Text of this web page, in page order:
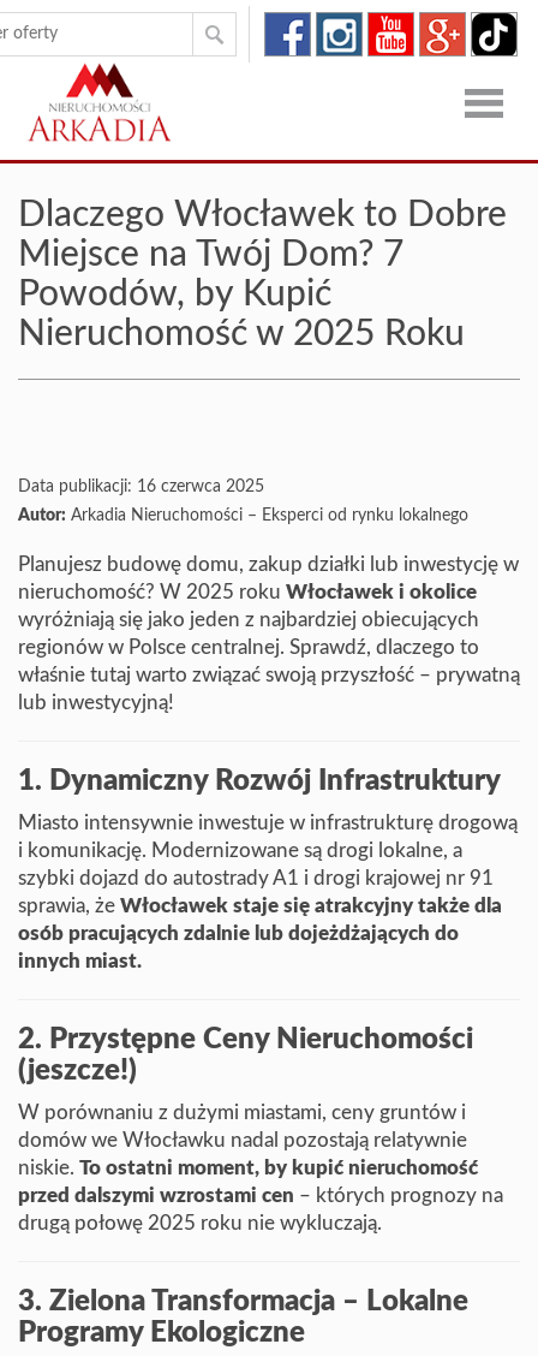
Strona
główna
Oferty
Blog
Dlaczego Włocławek to Dobre
Miejsce na Twój Dom? 7
Powodów, by Kupić
Nieruchomość w 2025 Roku
Data publikacji: 16 czerwca 2025
Autor: Arkadia Nieruchomości – Eksperci od rynku lokalnego
Planujesz budowę domu, zakup działki lub inwestycję w
nieruchomość? W 2025 roku Włocławek i okolice
wyróżniają się jako jeden z najbardziej obiecujących
regionów w Polsce centralnej. Sprawdź, dlaczego to
właśnie tutaj warto związać swoją przyszłość – prywatną
lub inwestycyjną!
1. Dynamiczny Rozwój Infrastruktury
Miasto intensywnie inwestuje w infrastrukturę drogową
i komunikację. Modernizowane są drogi lokalne, a
szybki dojazd do autostrady A1 i drogi krajowej nr 91
sprawia, że Włocławek staje się atrakcyjny także dla
osób pracujących zdalnie lub dojeżdżających do
innych miast.
2. Przystępne Ceny Nieruchomości
(jeszcze!)
W porównaniu z dużymi miastami, ceny gruntów i
domów we Włocławku nadal pozostają relatywnie
niskie. To ostatni moment, by kupić nieruchomość
przed dalszymi wzrostami cen – których prognozy na
drugą połowę 2025 roku nie wykluczają.
3. Zielona Transformacja – Lokalne
Programy Ekologiczne